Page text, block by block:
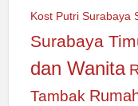
Kost Putri Surabaya
Surabaya
dan Wanita
Tambak